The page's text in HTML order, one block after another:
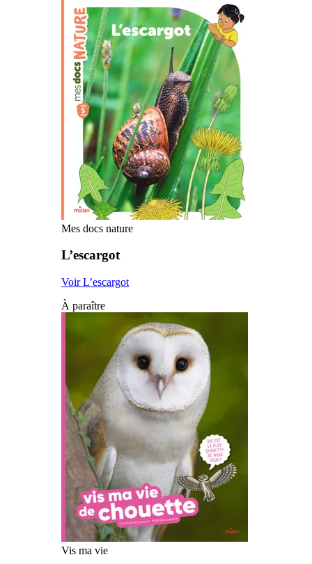
Mes docs nature
L’escargot
Voir L’escargot
À paraître
Vis ma vie